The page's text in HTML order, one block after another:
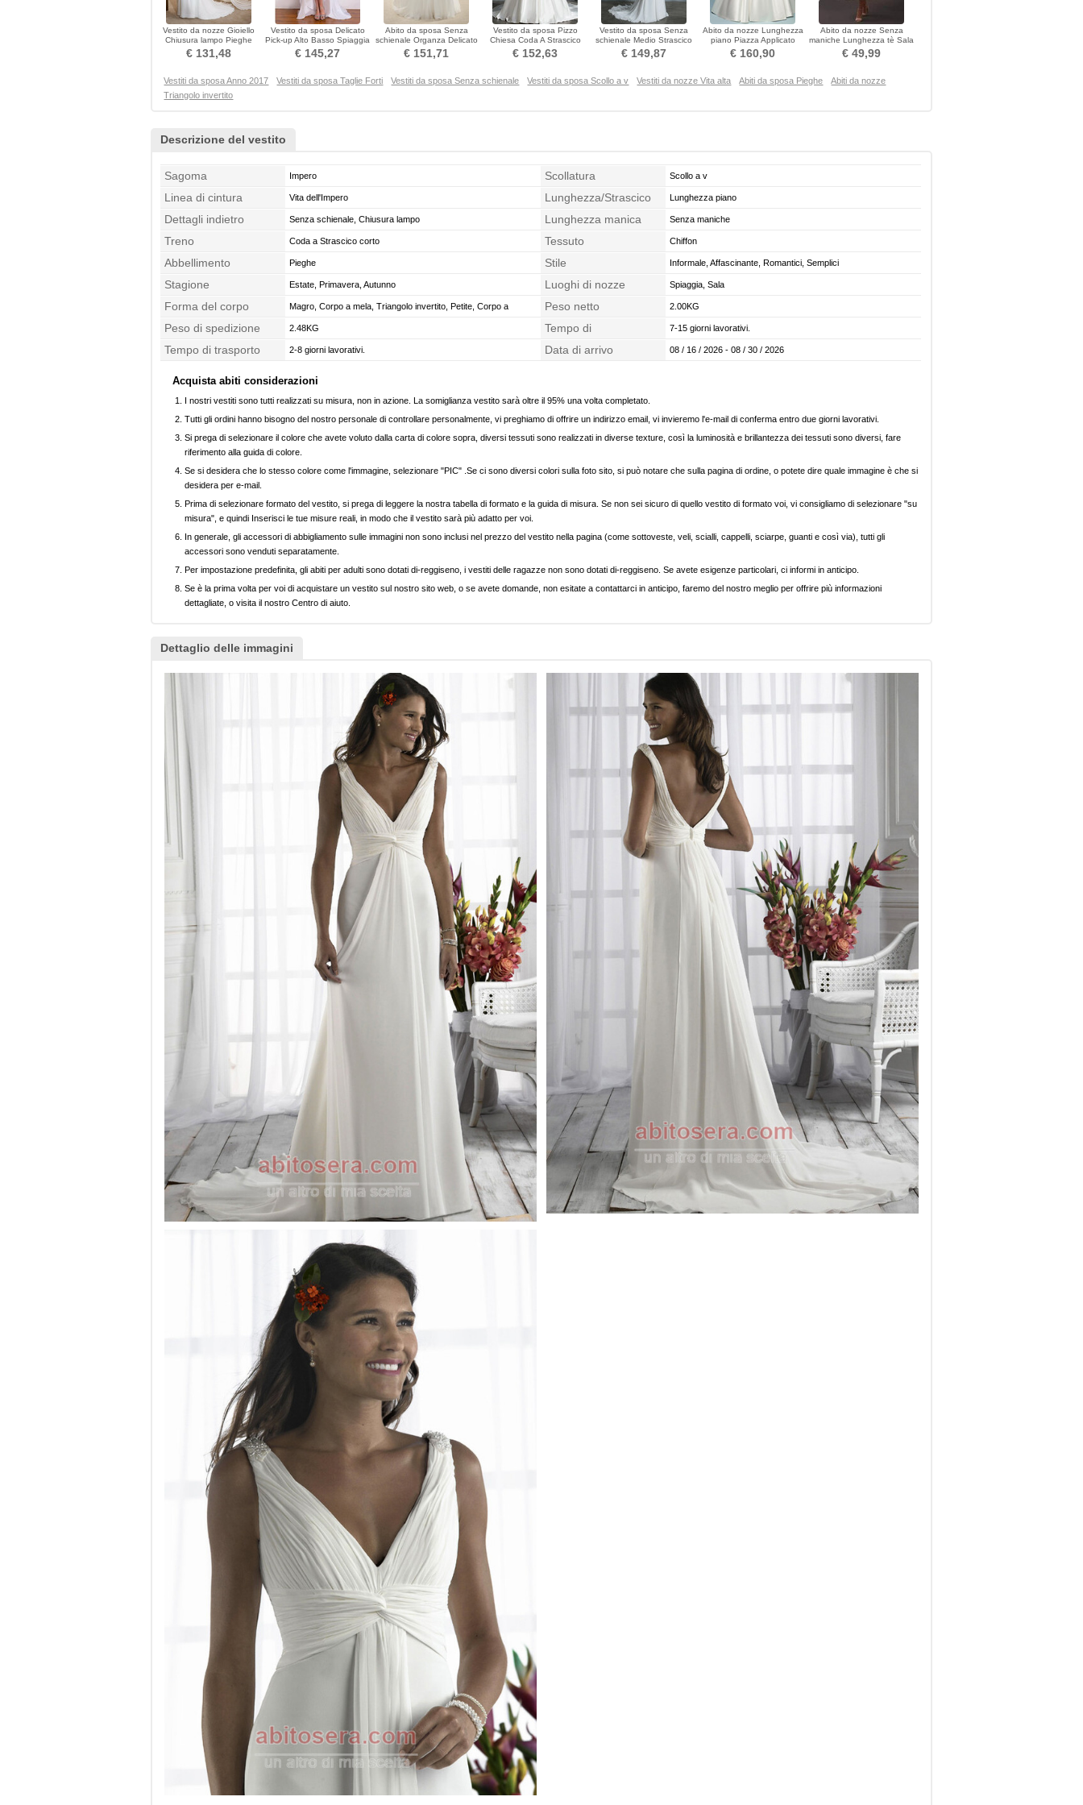
Vestito da nozze Gioiello
Chiusura lampo Pieghe
Guaina Medio Chiffon
€ 131,48
Vestito da sposa Delicato
Pick-up Alto Basso Spiaggia
Vita naturale
€ 145,27
Abito da sposa Senza
schienale Organza Delicato
Vita naturale
€ 151,71
Vestito da sposa Pizzo
Chiesa Coda A Strascico
Corto Scollo a v
€ 152,63
Vestito da sposa Senza
schienale Medio Strascico
spazzata Sexy
€ 149,87
Abito da nozze Lunghezza
piano Piazza Applicato
Allacciare Vita naturale
€ 160,90
Abito da nozze Senza
maniche Lunghezza tè Sala
Spalla di rugiada
€ 49,99
Vestiti da sposa Anno 2017 Vestiti da sposa Taglie Forti Vestiti da sposa Senza schienale Vestiti da sposa Scollo a v Vestiti da nozze Vita alta Abiti da sposa Pieghe
Abiti da nozze
Triangolo invertito
Descrizione del vestito
Sagoma Impero Scollatura Scollo a v
Linea di cintura Vita dell'Impero Lunghezza/Strascico Lunghezza piano
Dettagli indietro Senza schienale, Chiusura lampo Lunghezza manica Senza maniche
Treno Coda a Strascico corto Tessuto Chiffon
Abbellimento Pieghe Stile Informale, Affascinante, Romantici, Semplici
Stagione Estate, Primavera, Autunno Luoghi di nozze Spiaggia, Sala
Forma del corpo Magro, Corpo a mela, Triangolo invertito, Petite, Corpo a
clessidra, Pera, Medio
Peso netto 2.00KG
Peso di spedizione 2.48KG
Tempo di
confezionamento
7-15 giorni lavorativi.
Tempo di trasporto 2-8 giorni lavorativi. Data di arrivo 08 / 16 / 2026 - 08 / 30 / 2026
Acquista abiti considerazioni
I nostri vestiti sono tutti realizzati su misura, non in azione. La somiglianza vestito sarà oltre il 95% una volta completato.
Tutti gli ordini hanno bisogno del nostro personale di controllare personalmente, vi preghiamo di offrire un indirizzo email, vi invieremo l'e-mail di conferma entro due giorni lavorativi.
Si prega di selezionare il colore che avete voluto dalla carta di colore sopra, diversi tessuti sono realizzati in diverse texture, così la luminosità e brillantezza dei tessuti sono diversi, fare
riferimento alla guida di colore.
Se si desidera che lo stesso colore come l'immagine, selezionare "PIC" .Se ci sono diversi colori sulla foto sito, si può notare che sulla pagina di ordine, o potete dire quale immagine è che si
desidera per e-mail.
Prima di selezionare formato del vestito, si prega di leggere la nostra tabella di formato e la guida di misura. Se non sei sicuro di quello vestito di formato voi, vi consigliamo di selezionare "su
misura", e quindi Inserisci le tue misure reali, in modo che il vestito sarà più adatto per voi.
In generale, gli accessori di abbigliamento sulle immagini non sono inclusi nel prezzo del vestito nella pagina (come sottoveste, veli, scialli, cappelli, sciarpe, guanti e così via), tutti gli
accessori sono venduti separatamente.
Per impostazione predefinita, gli abiti per adulti sono dotati di-reggiseno, i vestiti delle ragazze non sono dotati di-reggiseno. Se avete esigenze particolari, ci informi in anticipo.
Se è la prima volta per voi di acquistare un vestito sul nostro sito web, o se avete domande, non esitate a contattarci in anticipo, faremo del nostro meglio per offrire più informazioni
dettagliate, o visita il nostro Centro di aiuto.
Dettaglio delle immagini